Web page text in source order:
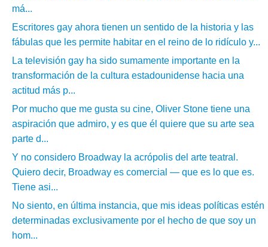
má...
Escritores gay ahora tienen un sentido de la historia y las
fábulas que les permite habitar en el reino de lo ridículo y...
La televisión gay ha sido sumamente importante en la
transformación de la cultura estadounidense hacia una
actitud más p...
Por mucho que me gusta su cine, Oliver Stone tiene una
aspiración que admiro, y es que él quiere que su arte sea
parte d...
Y no considero Broadway la acrópolis del arte teatral.
Quiero decir, Broadway es comercial — que es lo que es.
Tiene asi...
No siento, en última instancia, que mis ideas políticas estén
determinadas exclusivamente por el hecho de que soy un
hom...